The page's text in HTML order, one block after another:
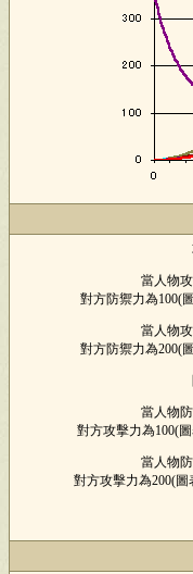
當人物
對方防禦力為100(
當人物
對方防禦力為200(
當人物
對方攻擊力為100(
當人物
對方攻擊力為200(